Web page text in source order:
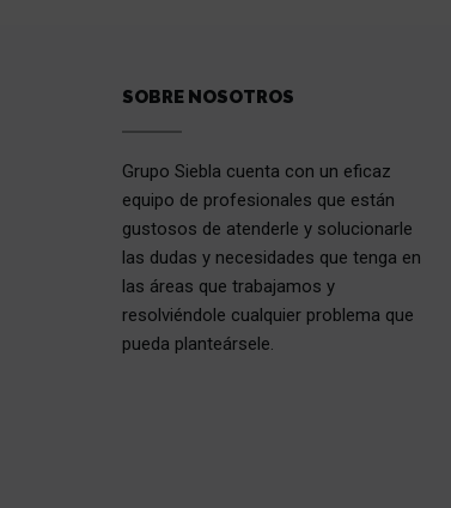
SOBRE NOSOTROS
Grupo Siebla cuenta con un eficaz
equipo de profesionales que están
gustosos de atenderle y solucionarle
las dudas y necesidades que tenga en
las áreas que trabajamos y
resolviéndole cualquier problema que
pueda planteársele.